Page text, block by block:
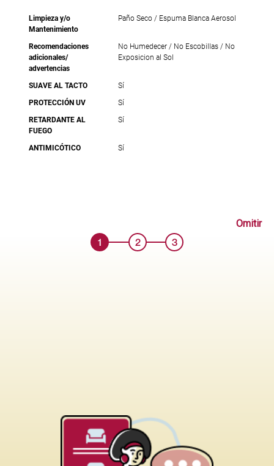
Limpieza y/o
Mantenimiento
Paño Seco / Espuma Blanca Aerosol
Recomendaciones
adicionales/
advertencias
No Humedecer / No Escobillas / No
Exposicion al Sol
SUAVE AL TACTO
Sí
PROTECCIÓN UV
Sí
RETARDANTE AL
FUEGO
Sí
ANTIMICÓTICO Sí